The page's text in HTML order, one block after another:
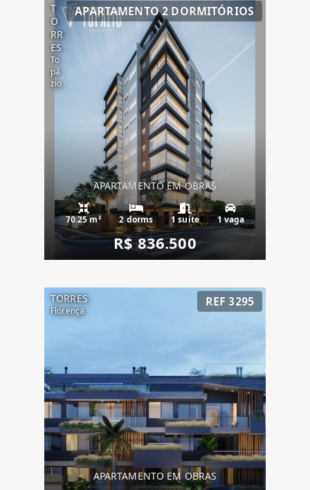
T
O
RR
ES
To
pá
zio
APARTAMENTO 2 DORMITÓRIOS
APARTAMENTO EM OBRAS
70.25 m² 2 dorms 1 suíte 1 vaga
R$ 836.500
TORRES
Florença
REF 3295
APARTAMENTO EM OBRAS